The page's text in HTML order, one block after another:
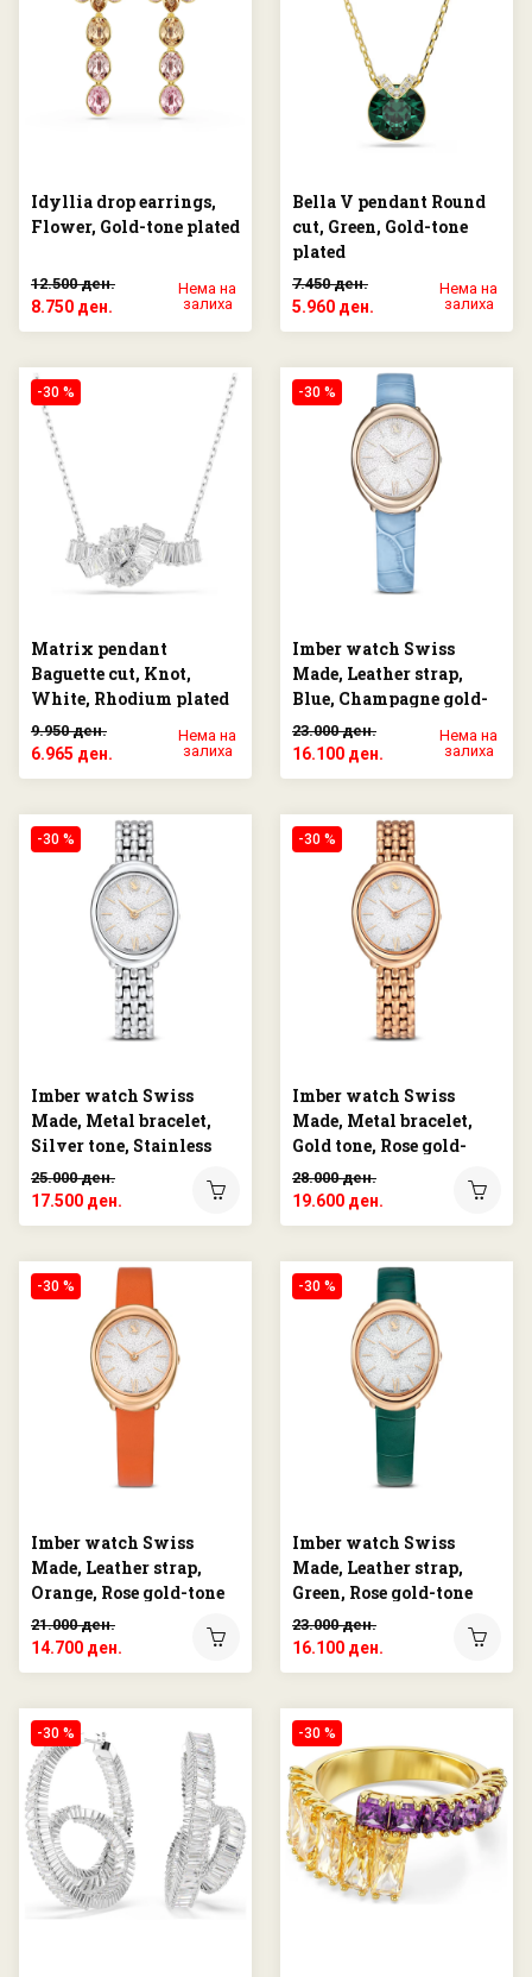
Idyllia drop earrings,
Flower, Gold-tone plated
12.500 ден.
8.750 ден.
Нема на
залиха
Bella V pendant Round
cut, Green, Gold-tone
plated
7.450 ден.
5.960 ден.
Нема на
залиха
-30 %
Matrix pendant
Baguette cut, Knot,
White, Rhodium plated
9.950 ден.
6.965 ден.
Нема на
залиха
-30 %
Imber watch Swiss
Made, Leather strap,
Blue, Champagne gold-
tone finish
23.000 ден.
16.100 ден.
Нема на
залиха
-30 %
Imber watch Swiss
Made, Metal bracelet,
Silver tone, Stainless
steel
25.000 ден.
17.500 ден.
-30 %
Imber watch Swiss
Made, Metal bracelet,
Gold tone, Rose gold-
tone finish
28.000 ден.
19.600 ден.
-30 %
Imber watch Swiss
Made, Leather strap,
Orange, Rose gold-tone
finish
21.000 ден.
14.700 ден.
-30 %
Imber watch Swiss
Made, Leather strap,
Green, Rose gold-tone
finish
23.000 ден.
16.100 ден.
-30 % -30 %